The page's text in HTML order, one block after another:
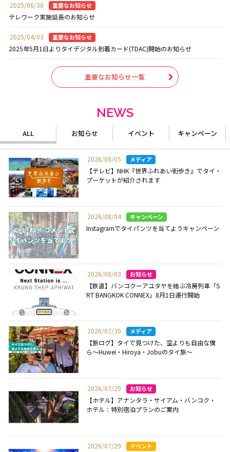
NEWS
ALL お知らせ イベント キャンペーン
2026/08/05
【テレビ】NHK『世界ふれあい街歩き』でタイ・
プーケットが紹介されます
2026/08/04
Instagramでタイパンツを当てようキャンペーン
2026/08/03
【鉄道】バンコクーアユタヤを結ぶ冷房列車「S
RT BANGKOK CONNEX」8月1日運行開始
2026/07/30
【旅ログ】タイで見つけた、空よりも自由な僕
ら～Huwei・Hiroya・Jobuのタイ旅～
2026/07/29
【ホテル】アナンタラ・サイアム・バンコク・
ホテル：特別宿泊プランのご案内
2026/07/29
2025/06/30
テレワーク実施延長のお知らせ
2025/04/03
2025年5月1日よりタイデジタル到着カード(TDAC)開始のお知らせ
重要なお知らせ一覧